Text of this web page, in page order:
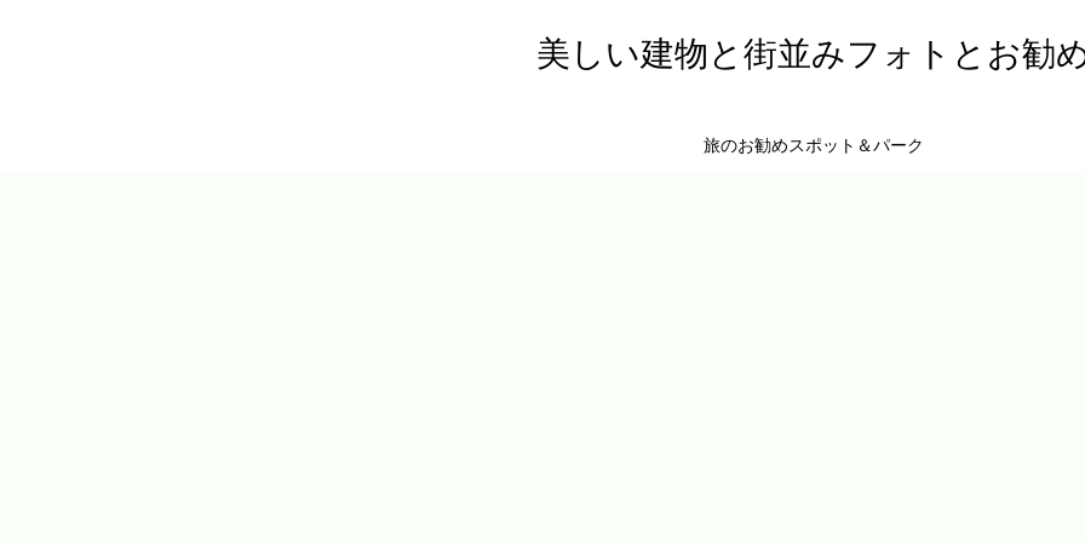
美しい建物と街並みフォトとお勧
旅のお勧めスポット＆パーク